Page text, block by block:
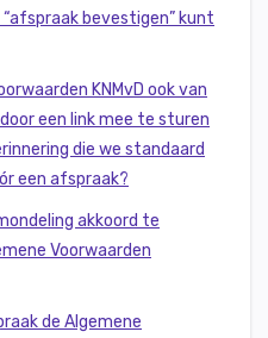
bevestigen” kunt
KNMvD ook van
een link mee te sturen
die we standaard
een afspraak?
akkoord te
Voorwaarden
de Algemene